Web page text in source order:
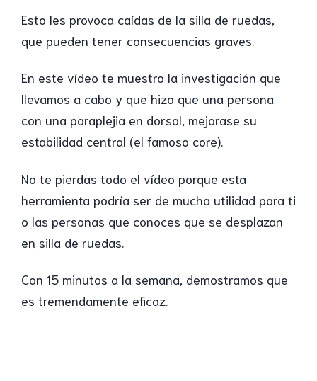
Esto les provoca caídas de la silla de ruedas,
que pueden tener consecuencias graves.
En este vídeo te muestro la investigación que
llevamos a cabo y que hizo que una persona
con una paraplejia en dorsal, mejorase su
estabilidad central (el famoso core).
No te pierdas todo el vídeo porque esta
herramienta podría ser de mucha utilidad para ti
o las personas que conoces que se desplazan
en silla de ruedas.
Con 15 minutos a la semana, demostramos que
es tremendamente eficaz.